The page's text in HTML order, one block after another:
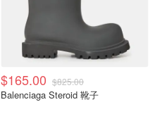
$165.00 $825.00
Balenciaga Steroid 靴子